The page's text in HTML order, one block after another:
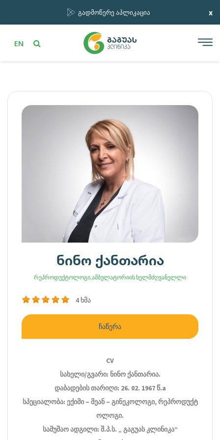
გადმოწერე აპლიკაცია x
EN
ნინო ქანთარია
რეპროდუქტოლოგი,ამბულატორიის ხელმძღვანელლი
4 ხმა
ჩაწერა
CV
სახელი/გვარი: ნინოქანთარია.
დაბადებისთარიღი: 26. 02. 1967 წ.a
სპეციალობა: ექიმი– მეან– გინეკოლოგი,რეპროდუქტ
ოლოგი.
სამუშაოადგილი: შ.პ.ს. „ გაგუასკლინიკა“